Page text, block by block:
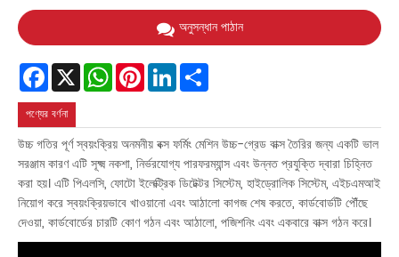
অনুসন্ধান পাঠান
Facebook
X WhatsAppPinterestLinkedIn
পণ্যের বর্ণনা
উচ্চ গতির পূর্ণ স্বয়ংক্রিয় অনমনীয় বক্স ফর্মিং মেশিন উচ্চ-গ্রেড বাক্স তৈরির জন্য একটি ভাল
সরঞ্জাম কারণ এটি সূক্ষ্ম নকশা, নির্ভরযোগ্য পারফরম্যান্স এবং উন্নত প্রযুক্তি দ্বারা চিহ্নিত
করা হয়। এটি পিএলসি, ফোটো ইলেক্ট্রিক ডিটেক্টর সিস্টেম, হাইড্রোলিক সিস্টেম, এইচএমআই
নিয়োগ করে স্বয়ংক্রিয়ভাবে খাওয়ানো এবং আঠালো কাগজ শেষ করতে, কার্ডবোর্ডটি পৌঁছে
দেওয়া, কার্ডবোর্ডের চারটি কোণ গঠন এবং আঠালো, পজিশনিং এবং একবারে বাক্স গঠন করে।